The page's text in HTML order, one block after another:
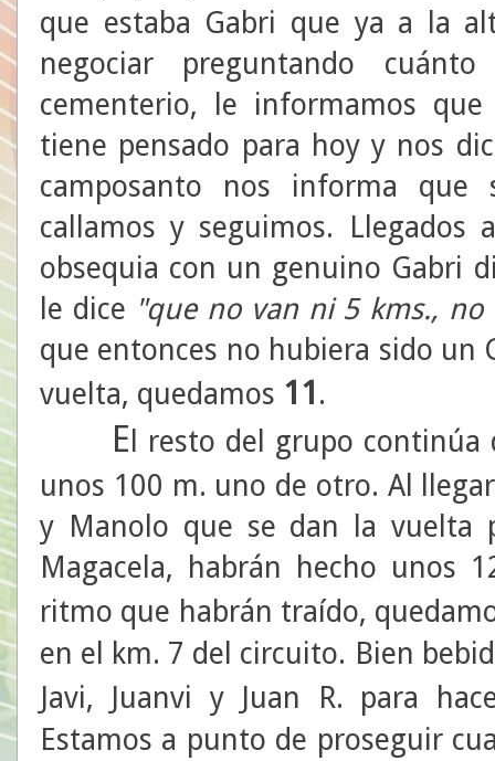
que estaba Gabri que ya a la
negociar preguntando
cementerio, le informamos
tiene pensado para hoy y nos
camposanto nos informa
callamos y seguimos. Llegados
obsequia con un genuino Gabri
le dice "que no van ni 5 kms.,
que entonces no hubiera sido un
vuelta, quedamos 11.
E l resto del grupo
unos 100 m. uno de otro. Al
y Manolo que se dan la vuelta
Magacela, habrán hecho unos
ritmo que habrán traído,
en el km. 7 del circuito. Bien
Javi, Juanvi y Juan R. para
Estamos a punto de proseguir